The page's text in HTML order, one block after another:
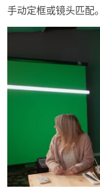
手动定框或镜头匹配。